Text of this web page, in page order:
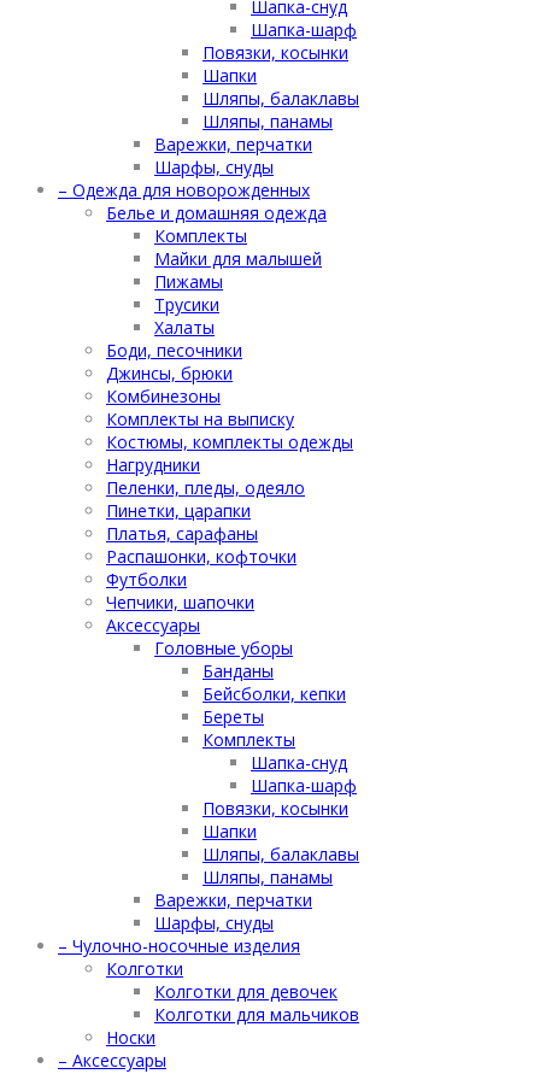
Шапка-снуд
Шапка-шарф
Повязки, косынки
Шапки
Шляпы, балаклавы
Шляпы, панамы
Варежки, перчатки
Шарфы, снуды
– Одежда для новорожденных
Белье и домашняя одежда
Комплекты
Майки для малышей
Пижамы
Трусики
Халаты
Боди, песочники
Джинсы, брюки
Комбинезоны
Комплекты на выписку
Костюмы, комплекты одежды
Нагрудники
Пеленки, пледы, одеяло
Пинетки, царапки
Платья, сарафаны
Распашонки, кофточки
Футболки
Чепчики, шапочки
Аксессуары
Головные уборы
Банданы
Бейсболки, кепки
Береты
Комплекты
Шапка-снуд
Шапка-шарф
Повязки, косынки
Шапки
Шляпы, балаклавы
Шляпы, панамы
Варежки, перчатки
Шарфы, снуды
– Чулочно-носочные изделия
Колготки
Колготки для девочек
Колготки для мальчиков
Носки
– Аксессуары